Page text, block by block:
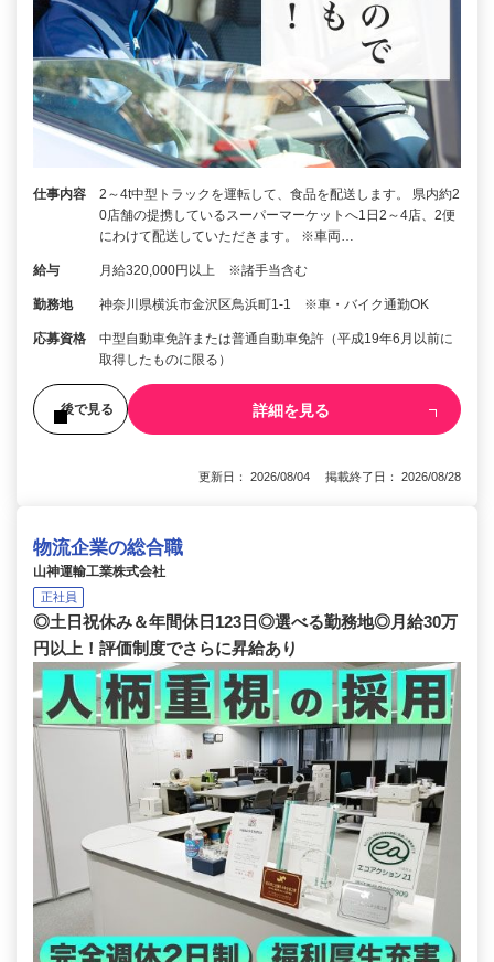
仕事内容
2～4t中型トラックを運転して、食品を配送します。 県内約2
0店舗の提携しているスーパーマーケットへ1日2～4店、2便
にわけて配送していただきます。 ※車両…
給与 月給320,000円以上 ※諸手当含む
勤務地 神奈川県横浜市金沢区鳥浜町1-1 ※車・バイク通勤OK
応募資格
中型自動車免許または普通自動車免許（平成19年6月以前に
取得したものに限る）
後で見る 詳細を見る
更新日： 2026/08/04 掲載終了日： 2026/08/28
物流企業の総合職
山神運輸工業株式会社
正社員
◎土日祝休み＆年間休日123日◎選べる勤務地◎月給30万
円以上！評価制度でさらに昇給あり